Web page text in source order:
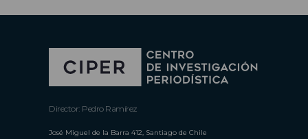
Director: Pedro Ramírez
José Miguel de la Barra 412, Santiago de Chile